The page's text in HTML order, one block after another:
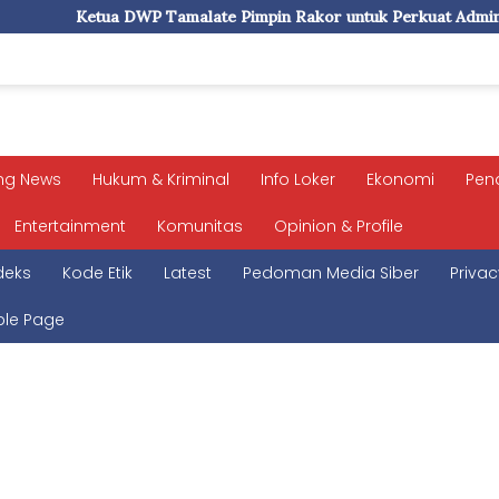
Pimpin Rakor untuk Perkuat Administrasi dan Evaluasi
News Hukum & Kriminal Info Loker Ekonomi
Entertainment Komunitas Opinion & Profile
Kode Etik Latest Pedoman Media Siber
Page